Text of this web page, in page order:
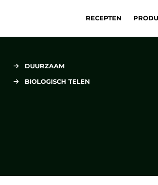
RECEPTEN
DUURZAAM
BIOLOGISCH TELEN